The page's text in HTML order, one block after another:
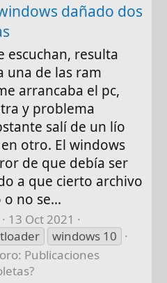
dañado dos
escuchan, resulta
una de las ram
arrancaba el pc,
y problema
salí de un lío
otro. El windows
de que debía ser
a que cierto archivo
no se...
13 Oct 2021
windows 10
Publicaciones